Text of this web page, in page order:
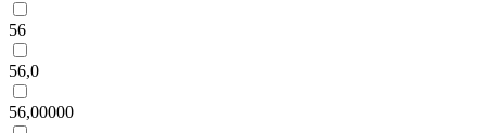
56
56,0
56,00000